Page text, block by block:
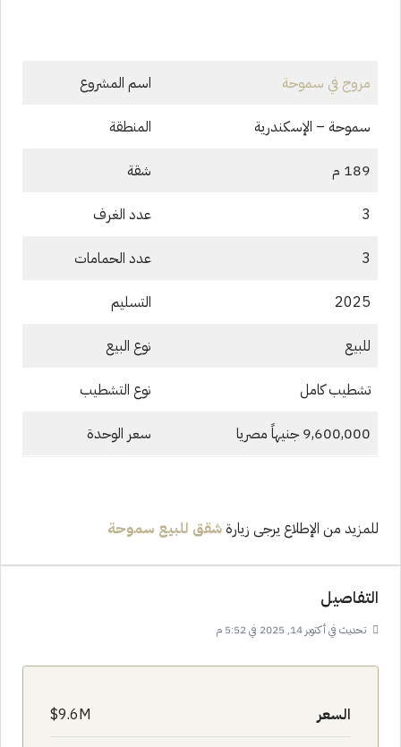
مروج في سموحة اسم المشروع
سموحة – الإسكندرية المنطقة
189 م شقة
3 عدد الغرف
3 عدد الحمامات
2025 التسليم
للبيع نوع البيع
تشطيب كامل نوع التشطيب
9,600,000 جنيهاً مصريا سعر الوحدة
للمزيد من الإطلاع يرجى زيارةشقق للبيع سموحة
التفاصيل
تحديث في أكتوبر 14, 2025 في 5:52 م
السعر 9.6M$